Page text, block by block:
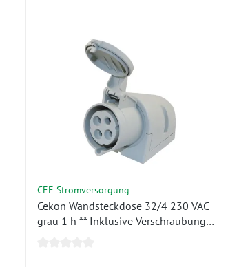
CEE Stromversorgung
Cekon Wandsteckdose 32/4 230 VAC
grau 1 h ** Inklusive Verschraubung